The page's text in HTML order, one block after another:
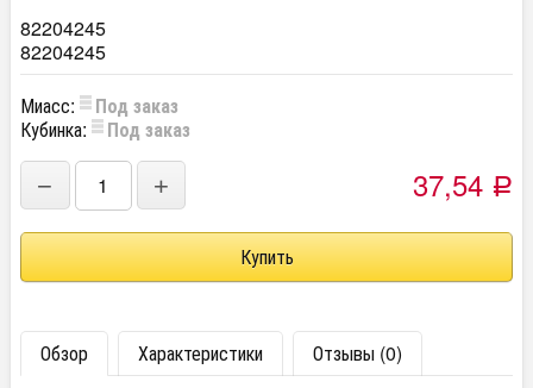
82204245
82204245
Миасс:
Под заказ
Кубинка:
Под заказ
− + 37,54 Р
Обзор Характеристики
Отзывы (0)